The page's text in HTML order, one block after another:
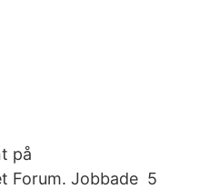
på
Forum. Jobbade 5